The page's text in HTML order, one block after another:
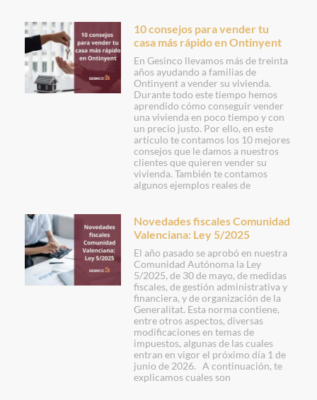
10 consejos para vender tu
casa más rápido en Ontinyent
En Gesinco llevamos más de treinta
años ayudando a familias de
Ontinyent a vender su vivienda.
Durante todo este tiempo hemos
aprendido cómo conseguir vender
una vivienda en poco tiempo y con
un precio justo. Por ello, en este
artículo te contamos los 10 mejores
consejos que le damos a nuestros
clientes que quieren vender su
vivienda. También te contamos
algunos ejemplos reales de
Novedades fiscales Comunidad
Valenciana: Ley 5/2025
El año pasado se aprobó en nuestra
Comunidad Autónoma la Ley
5/2025, de 30 de mayo, de medidas
fiscales, de gestión administrativa y
financiera, y de organización de la
Generalitat. Esta norma contiene,
entre otros aspectos, diversas
modificaciones en temas de
impuestos, algunas de las cuales
entran en vigor el próximo día 1 de
junio de 2026. A continuación, te
explicamos cuales son